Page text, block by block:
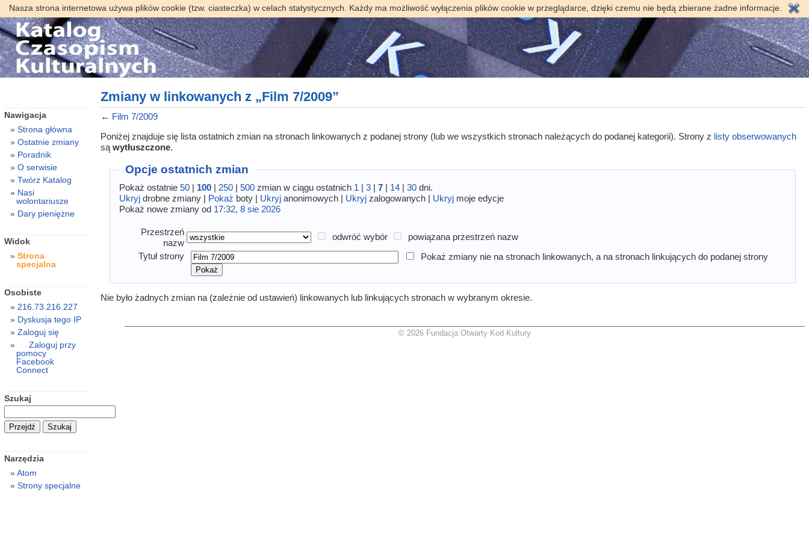
Nasza strona internetowa używa plików cookie (tzw. ciasteczka) w celach statystycznych. Każdy ma możliwość wyłączenia plików cookie w przeglądarce, dzięki czemu nie będą zbierane żadne informacje.
Zmiany w linkowanych z „Film 7/2009”
← Film 7/2009
Poniżej znajduje się lista ostatnich zmian na stronach linkowanych z podanej strony (lub we wszystkich stronach należących do podanej kategorii). Strony z listy obserwowanych
są wytłuszczone.
Opcje ostatnich zmian
Pokaż ostatnie50 | 100 | 250 |500 zmian w ciągu ostatnich 1 |3 |7 | 14 |30 dni.
Ukryj drobne zmiany | Pokaż boty | Ukryj anonimowych | Ukryj zalogowanych | Ukryj moje edycje
Pokaż nowe zmiany od 17:32, 8 sie 2026
Przestrzeń
nazw
odwróć wybór
powiązana przestrzeń nazw
Tytuł strony
Pokaż zmiany nie na stronach linkowanych, a na stronach linkujących do podanej strony
Nie było żadnych zmian na (zależnie od ustawień) linkowanych lub linkujących stronach w wybranym okresie.
Nawigacja
Strona główna
Ostatnie zmiany
Poradnik
O serwisie
Twórz Katalog
Nasi
wolontariusze
Dary pieniężne
Widok
Strona
specjalna
Osobiste
216.73.216.227
Dyskusja tego IP
Zaloguj się
Zaloguj przy
pomocy
Facebook
Connect
Szukaj
Narzędzia
Atom
Strony specjalne
© 2026 Fundacja Otwarty Kod Kultury